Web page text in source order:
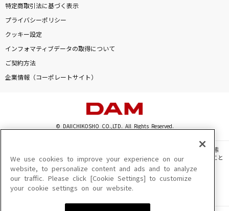
コブクロ
東京サマーセッション feat.CHiCO
光芒
B'z
世界の中心で虹を叫んだサマー
DAMの新曲・ランキングなど
カラオケ最新情報をチェック！
特定商取引法に基づく表示
プライバシーポリシー
クッキー設定
インフォマティブデータの取得について
ご契約方法
企業情報（コーポレートサイト）
© DAIICHIKOSHO CO.,LTD. All Rights Reserved.
このサイトに掲載されている一切の文章・画像・写真・動画・音声等を、手段や形態
を問わず、著作権法の定める範囲を超えて無断で複製、転載、ファイル化などすること
を禁じます。
楽曲及びコンテンツは、機種によりご利用いただけない場合があります。
楽曲及びコンテンツの配信日、配信内容が変更になる場合があります。
We use cookies to improve your experience on our
website, to personalize content and ads and to analyze
our traffic. Please click [Cookie Settings] to customize
your cookie settings on our website.